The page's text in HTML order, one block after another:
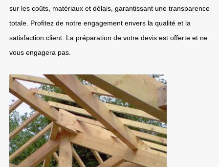
sur les coûts, matériaux et délais, garantissant une transparence
totale. Profitez de notre engagement envers la qualité et la
satisfaction client. La préparation de votre devis est offerte et ne
vous engagera pas.